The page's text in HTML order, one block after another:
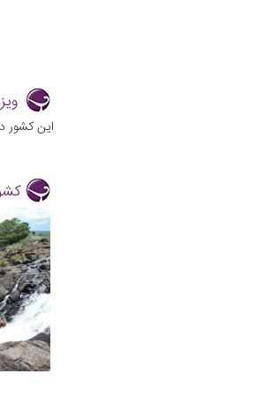
این کشور